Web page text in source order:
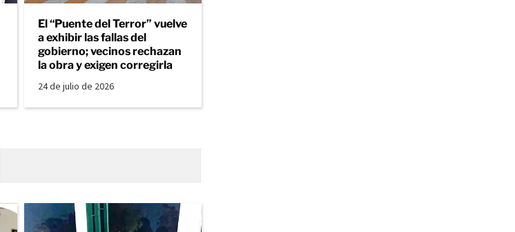
El “Puente del Terror” vuelve
a exhibir las fallas del
gobierno; vecinos rechazan
la obra y exigen corregirla
24 de julio de 2026